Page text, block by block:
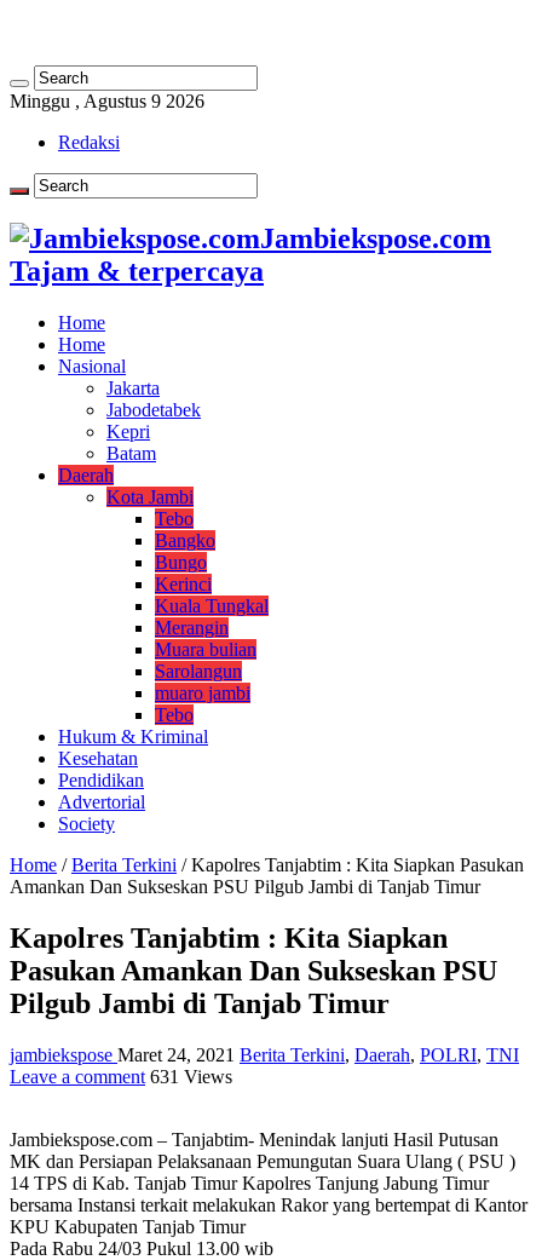
Minggu , Agustus 9 2026
Redaksi
Jambiekspose.com
Tajam & terpercaya
Home
Home
Nasional
Jakarta
Jabodetabek
Kepri
Batam
Daerah
Kota Jambi
Tebo
Bangko
Bungo
Kerinci
Kuala Tungkal
Merangin
Muara bulian
Sarolangun
muaro jambi
Tebo
Hukum & Kriminal
Kesehatan
Pendidikan
Advertorial
Society
Home / Berita Terkini / Kapolres Tanjabtim : Kita Siapkan Pasukan
Amankan Dan Sukseskan PSU Pilgub Jambi di Tanjab Timur
Kapolres Tanjabtim : Kita Siapkan
Pasukan Amankan Dan Sukseskan PSU
Pilgub Jambi di Tanjab Timur
jambiekspose Maret 24, 2021 Berita Terkini, Daerah, POLRI, TNI
Leave a comment 631 Views
Jambiekspose.com – Tanjabtim- Menindak lanjuti Hasil Putusan
MK dan Persiapan Pelaksanaan Pemungutan Suara Ulang ( PSU )
14 TPS di Kab. Tanjab Timur Kapolres Tanjung Jabung Timur
bersama Instansi terkait melakukan Rakor yang bertempat di Kantor
KPU Kabupaten Tanjab Timur
Pada Rabu 24/03 Pukul 13.00 wib